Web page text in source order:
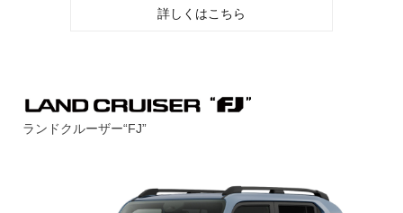
詳しくはこちら
ランドクルーザー“FJ”